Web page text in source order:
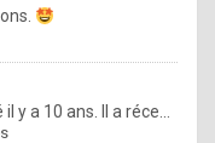
y a 10 ans. Il a réce...